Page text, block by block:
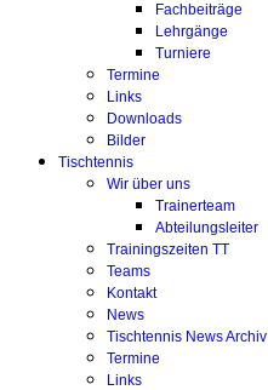
Fachbeiträge
Lehrgänge
Turniere
Termine
Links
Downloads
Bilder
Tischtennis
Wir über uns
Trainerteam
Abteilungsleiter
Trainingszeiten TT
Teams
Kontakt
News
Tischtennis News Archiv
Termine
Links